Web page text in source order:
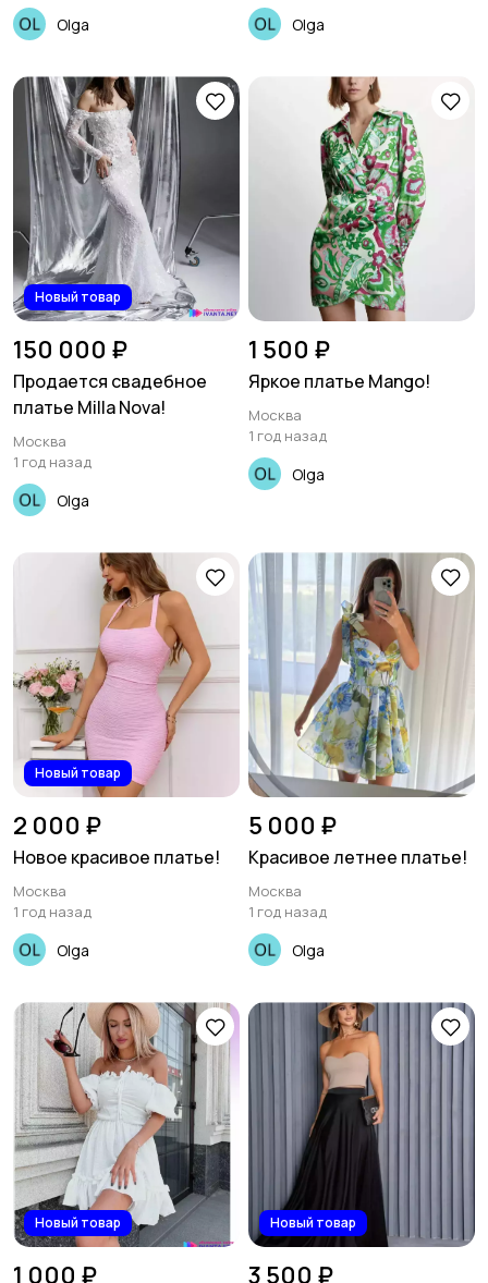
Olga Olga
Новый товар
150 000 ₽
Продается свадебное
платье Milla Nova!
Москва
1 год назад
Olga
1 500 ₽
Яркое платье Mango!
Москва
1 год назад
Olga
Новый товар
2 000 ₽
Новое красивое платье!
Москва
1 год назад
Olga
5 000 ₽
Красивое летнее платье!
Москва
1 год назад
Olga
Новый товар
1 000 ₽
Новый товар
3 500 ₽